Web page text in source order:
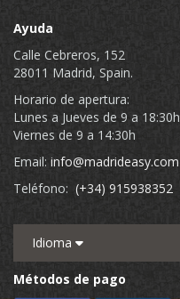
Ayuda
Calle Cebreros, 152
28011 Madrid, Spain.
Horario de apertura:
Lunes a Jueves de 9 a 18:30h
Viernes de 9 a 14:30h
Email: info@madrideasy.com
Teléfono: (+34) 915938352
Idioma
Métodos de pago